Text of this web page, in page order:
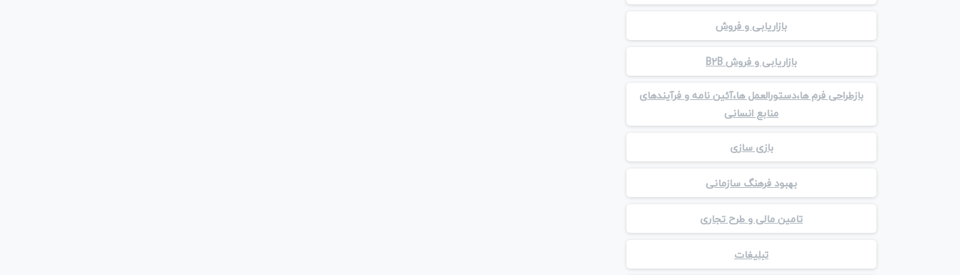
بازاریابی و فروش
بازاریابی و فروش B2B
بازطراحی فرم ها،دستورالعمل ها،آئین نامه و فرآیندهای
منابع انسانی
بازی سازی
بهبود فرهنگ سازمانی
تامین مالی و طرح تجاری
تبلیغات